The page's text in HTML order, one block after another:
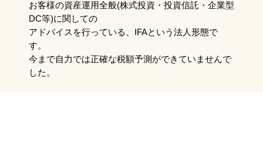
お客様の資産運用全般(株式投資・投資信託・企業型
DC等)に関しての
アドバイスを行っている、IFAという法人形態で
す。
今まで自力では正確な税額予測ができていませんで
した。